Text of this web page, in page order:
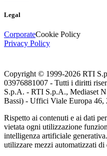
Legal
CorporateCookie Policy
Privacy Policy
Copyright © 1999-2026 RTI
03976881007 - Tutti i diritti
S.p.A. - RTI S.p.A., Mediaset
Bassi) - Uffici Viale Europa
Rispetto ai contenuti e ai dati
vietata ogni utilizzazione
intelligenza artificiale
utilizzare mezzi automatizzati di